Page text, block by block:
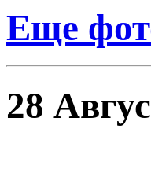
Еще
28